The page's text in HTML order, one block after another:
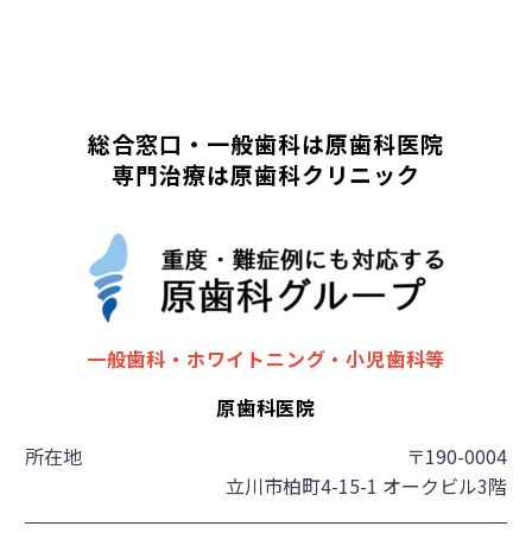
総合窓口・一般歯科は原歯科医院
専門治療は原歯科クリニック
一般歯科・ホワイトニング・小児歯科等
原歯科医院
所在地
〒190-0004
立川市柏町4-15-1 オークビル3階